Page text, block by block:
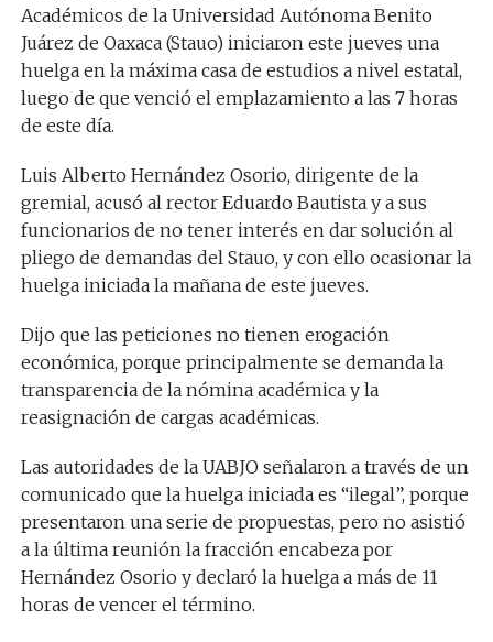
Académicos de la Universidad Autónoma Benito
Juárez de Oaxaca (Stauo) iniciaron este jueves una
huelga en la máxima casa de estudios a nivel estatal,
luego de que venció el emplazamiento a las 7 horas
de este día.
Luis Alberto Hernández Osorio, dirigente de la
gremial, acusó al rector Eduardo Bautista y a sus
funcionarios de no tener interés en dar solución al
pliego de demandas del Stauo, y con ello ocasionar la
huelga iniciada la mañana de este jueves.
Dijo que las peticiones no tienen erogación
económica, porque principalmente se demanda la
transparencia de la nómina académica y la
reasignación de cargas académicas.
Las autoridades de la UABJO señalaron a través de un
comunicado que la huelga iniciada es “ilegal”, porque
presentaron una serie de propuestas, pero no asistió
a la última reunión la fracción encabeza por
Hernández Osorio y declaró la huelga a más de 11
horas de vencer el término.